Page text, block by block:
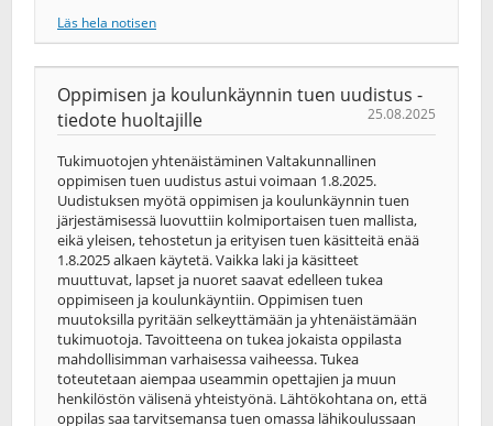
Läs hela notisen
Oppimisen ja koulunkäynnin tuen uudistus -
tiedote huoltajille
25.08.2025
Tukimuotojen yhtenäistäminen Valtakunnallinen
oppimisen tuen uudistus astui voimaan 1.8.2025.
Uudistuksen myötä oppimisen ja koulunkäynnin tuen
järjestämisessä luovuttiin kolmiportaisen tuen mallista,
eikä yleisen, tehostetun ja erityisen tuen käsitteitä enää
1.8.2025 alkaen käytetä. Vaikka laki ja käsitteet
muuttuvat, lapset ja nuoret saavat edelleen tukea
oppimiseen ja koulunkäyntiin. Oppimisen tuen
muutoksilla pyritään selkeyttämään ja yhtenäistämään
tukimuotoja. Tavoitteena on tukea jokaista oppilasta
mahdollisimman varhaisessa vaiheessa. Tukea
toteutetaan aiempaa useammin opettajien ja muun
henkilöstön välisenä yhteistyönä. Lähtökohtana on, että
oppilas saa tarvitsemansa tuen omassa lähikoulussaan